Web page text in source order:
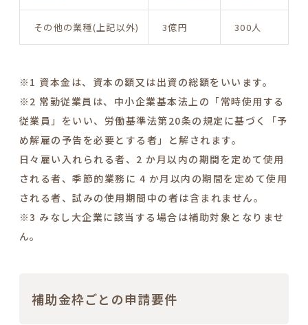
その他の業種(上記以外) 3億円 300人
※1 資本金は、資本の額又は出資の総額をいいます。
※2 常勤従業員は、中小企業基本法上の「常時使用する
従業員」をいい、労働基準法第20条の規定に基づく「予
め解雇の予告を必要とする者」と解されます。
日々雇い入れられる者、2 か月以内の期間を定めて使用
される者、季節的業務に 4 か月以内の期間を定めて使用
される者、試みの使用期間中の者は含まれません。
※3 みなし大企業に該当する場合は補助対象となりませ
ん。
補助金枠ごとの申請要件